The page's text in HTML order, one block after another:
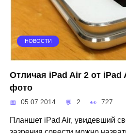
НОВОСТИ
Отличая iPad Air 2 от
фото
05.07.2014 2 727
Планшет iPad Air, увидевший